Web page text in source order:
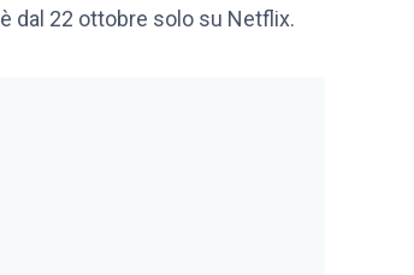
è dal 22 ottobre solo su Netflix.